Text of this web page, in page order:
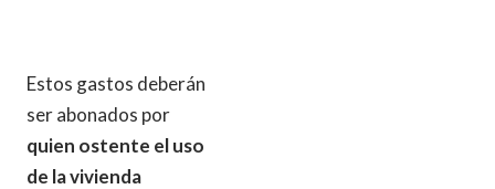
Estos gastos deberán
ser abonados por
quien ostente el uso
de la vivienda